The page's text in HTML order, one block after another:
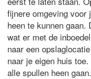
fijnere omgeving voor
heen te kunnen
wat er met de
naar een
naar je eigen huis
alle spullen heen gaan.